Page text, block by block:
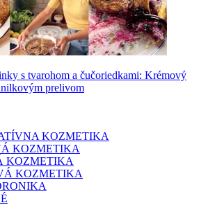
s tvarohom a čučoriedkami: Krémový
prelivom
KOZMETIKA
KOZMETIKA
KOZMETIKA
KOZMETIKA